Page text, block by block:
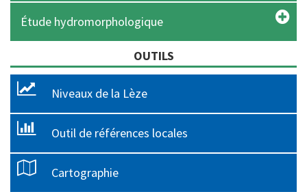
Étude hydromorphologique
OUTILS
Niveaux de la Lèze
Outil de références locales
Cartographie